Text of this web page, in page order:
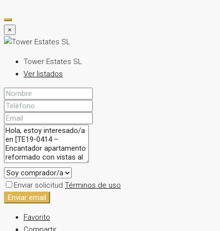
×
Tower Estates SL
Ver listados
Enviar solicitud Términos de uso
Enviar email
Favorito